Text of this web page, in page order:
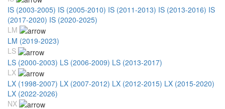
IS (2003-2005) IS (2005-2010) IS (2011-2013) IS (2013-2016) IS
(2017-2020) IS (2020-2025)
LM
LM (2019-2023)
LS
LS (2000-2003) LS (2006-2009) LS (2013-2017)
LX
LX (1998-2007) LX (2007-2012) LX (2012-2015) LX (2015-2020)
LX (2022-2026)
NX